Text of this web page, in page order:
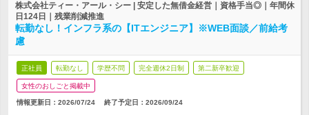
株式会社ティー・アール・シー | 安定した無借金経営｜資格手当◎｜年間休
日124日｜残業削減推進
転勤なし！インフラ系の【ITエンジニア】※WEB面談／前給考
慮
正社員 転勤なし 学歴不問 完全週休2日制 第二新卒歓迎
女性のおしごと掲載中
情報更新日：2026/07/24 終了予定日： 2026/09/24